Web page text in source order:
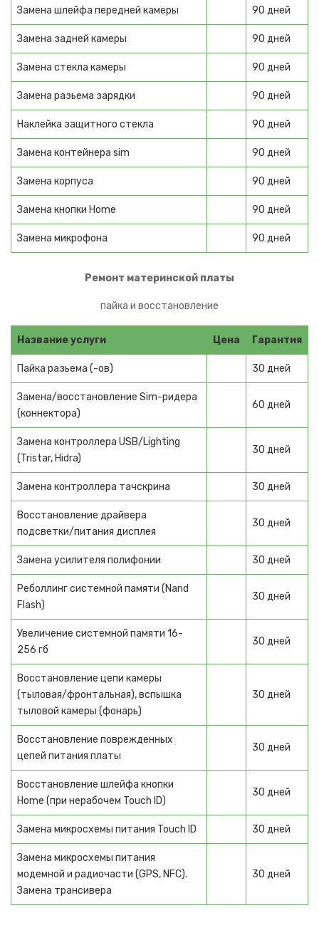
Ninebot
Моноколеса
Электросамокаты
Электроскейты
Бытовая техника
КРУПНАЯ ТЕХНИКА
Подогреватели посуды
Варочные панели
Духовые шкафы
Микроволновые печи
Парогенераторы
Гладильные системы
Беговые дорожки
СРЕДСТВА ЗА УХОДОМ
Электро зубные щетки
Электробритвы
Эпиляторы
Фотоэпиляторы
Лазерные эпиляторы
Женские электробритвы
Маникюрные аппараты
Плойки
КУХОННАЯ ТЕХНИКА
Блендеры
Тостеры
Фритюрницы
Замена шлейфа передней камеры 90 дней
Замена задней камеры 90 дней
Замена стекла камеры 90 дней
Замена разьема зарядки 90 дней
Наклейка защитного стекла 90 дней
Замена контейнера sim 90 дней
Замена корпуса 90 дней
Замена кнопки Home 90 дней
Замена микрофона 90 дней
Ремонт материнской платы
пайка и восстановление
Название услуги Цена Гарантия
Пайка разьема (-ов) 30 дней
Замена/восстановление Sim-ридера
(коннектора)
60 дней
Замена контроллера USB/Lighting
(Tristar, Hidra)
30 дней
Замена контроллера тачскрина 30 дней
Восстановление драйвера
подсветки/питания дисплея
30 дней
Замена усилителя полифонии 30 дней
Реболлинг системной памяти (Nand
Flash)
30 дней
Увеличение системной памяти 16-
256 гб
30 дней
Восстановление цепи камеры
(тыловая/фронтальная), вспышка
тыловой камеры (фонарь)
30 дней
Восстановление поврежденных
цепей питания платы
30 дней
Восстановление шлейфа кнопки
Home (при нерабочем Touch ID)
30 дней
Замена микросхемы питания Touch ID 30 дней
Замена микросхемы питания
модемной и радиочасти (GPS, NFC).
Замена трансивера
30 дней